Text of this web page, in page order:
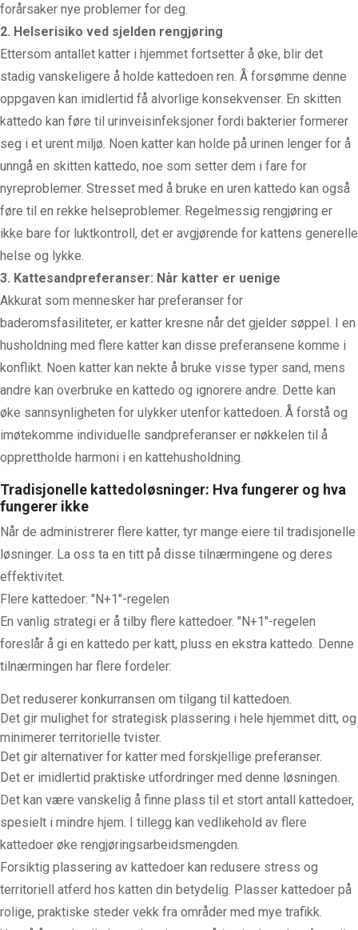
forårsaker nye problemer for deg.
2. Helserisiko ved sjelden rengjøring
Ettersom antallet katter i hjemmet fortsetter å øke, blir det
stadig vanskeligere å holde kattedoen ren. Å forsømme denne
oppgaven kan imidlertid få alvorlige konsekvenser. En skitten
kattedo kan føre til urinveisinfeksjoner fordi bakterier formerer
seg i et urent miljø. Noen katter kan holde på urinen lenger for å
unngå en skitten kattedo, noe som setter dem i fare for
nyreproblemer. Stresset med å bruke en uren kattedo kan også
føre til en rekke helseproblemer. Regelmessig rengjøring er
ikke bare for luktkontroll, det er avgjørende for kattens generelle
helse og lykke.
3. Kattesandpreferanser: Når katter er uenige
Akkurat som mennesker har preferanser for
baderomsfasiliteter, er katter kresne når det gjelder søppel. I en
husholdning med flere katter kan disse preferansene komme i
konflikt. Noen katter kan nekte å bruke visse typer sand, mens
andre kan overbruke en kattedo og ignorere andre. Dette kan
øke sannsynligheten for ulykker utenfor kattedoen. Å forstå og
imøtekomme individuelle sandpreferanser er nøkkelen til å
opprettholde harmoni i en kattehusholdning.
Tradisjonelle kattedoløsninger: Hva fungerer og hva
fungerer ikke
Når de administrerer flere katter, tyr mange eiere til tradisjonelle
løsninger. La oss ta en titt på disse tilnærmingene og deres
effektivitet.
Flere kattedoer: "N+1"-regelen
En vanlig strategi er å tilby flere kattedoer. "N+1"-regelen
foreslår å gi en kattedo per katt, pluss en ekstra kattedo. Denne
tilnærmingen har flere fordeler:
Det reduserer konkurransen om tilgang til kattedoen.
Det gir mulighet for strategisk plassering i hele hjemmet ditt, og
minimerer territorielle tvister.
Det gir alternativer for katter med forskjellige preferanser.
Det er imidlertid praktiske utfordringer med denne løsningen.
Det kan være vanskelig å finne plass til et stort antall kattedoer,
spesielt i mindre hjem. I tillegg kan vedlikehold av flere
kattedoer øke rengjøringsarbeidsmengden.
Forsiktig plassering av kattedoer kan redusere stress og
territoriell atferd hos katten din betydelig. Plasser kattedoer på
rolige, praktiske steder vekk fra områder med mye trafikk.